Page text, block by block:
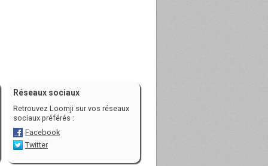
Réseaux sociaux
Retrouvez Loomji sur vos réseaux
sociaux préférés :
Facebook
Twitter